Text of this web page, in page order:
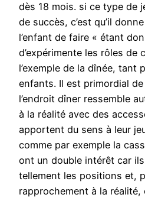
dès 18 mois. si ce type de
de succès, c’est qu’il
l’enfant de faire « étant
d’expérimente les rôles de
l’exemple de la dînée, tant
enfants. Il est primordial
l’endroit dîner ressemble
à la réalité avec des
apportent du sens à leur
comme par exemple la
ont un double intérêt car
tellement les positions et,
rapprochement à la